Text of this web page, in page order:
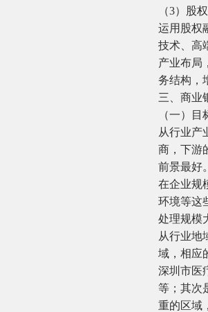
（3）股
运用股权
技术、高
产业布局
务结构，
三、商业
（一）
从行业产
商，下游
前景最好
在企业规
环境等这
处理规模
从行业地
域，相应
深圳市医
等；其次
重的区域